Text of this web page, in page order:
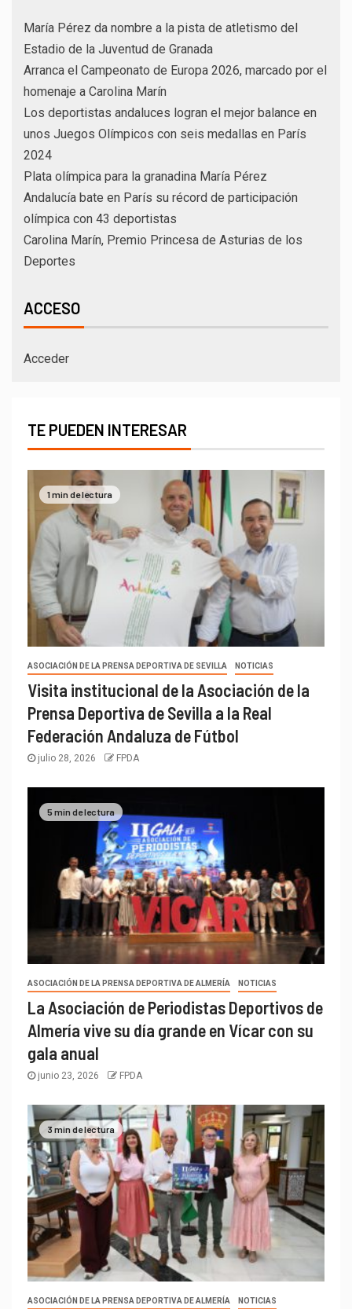
María Pérez da nombre a la pista de atletismo del
Estadio de la Juventud de Granada
Arranca el Campeonato de Europa 2026, marcado por el
homenaje a Carolina Marín
Los deportistas andaluces logran el mejor balance en
unos Juegos Olímpicos con seis medallas en París
2024
Plata olímpica para la granadina María Pérez
Andalucía bate en París su récord de participación
olímpica con 43 deportistas
Carolina Marín, Premio Princesa de Asturias de los
Deportes
ACCESO
Acceder
TE PUEDEN INTERESAR
1 min de lectura
ASOCIACIÓN DE LA PRENSA DEPORTIVA DE SEVILLA NOTICIAS
Visita institucional de la Asociación de la
Prensa Deportiva de Sevilla a la Real
Federación Andaluza de Fútbol
julio 28, 2026 FPDA
5 min de lectura
ASOCIACIÓN DE LA PRENSA DEPORTIVA DE ALMERÍA NOTICIAS
La Asociación de Periodistas Deportivos de
Almería vive su día grande en Vícar con su
gala anual
junio 23, 2026 FPDA
3 min de lectura
ASOCIACIÓN DE LA PRENSA DEPORTIVA DE ALMERÍA NOTICIAS